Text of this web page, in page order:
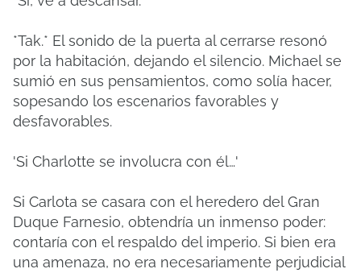
*Tak.* El sonido de la puerta al cerrarse resonó
por la habitación, dejando el silencio. Michael se
sumió en sus pensamientos, como solía hacer,
sopesando los escenarios favorables y
desfavorables.
'Si Charlotte se involucra con él…'
Si Carlota se casara con el heredero del Gran
Duque Farnesio, obtendría un inmenso poder:
contaría con el respaldo del imperio. Si bien era
una amenaza, no era necesariamente perjudicial